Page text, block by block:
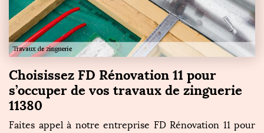
Choisissez FD Rénovation 11 pour
s’occuper de vos travaux de zinguerie
11380
Faites appel à notre entreprise FD Rénovation 11 pour